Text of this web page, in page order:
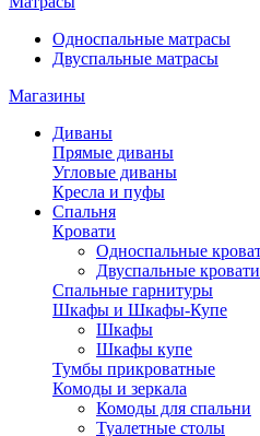
Односпальные матрасы
Двуспальные матрасы
Магазины
Диваны
Прямые диваны
Угловые диваны
Кресла и пуфы
Спальня
Кровати
Односпальные
Двуспальные кровати
Спальные гарнитуры
Шкафы и Шкафы-Купе
Шкафы
Шкафы купе
Тумбы прикроватные
Комоды и зеркала
Комоды для спальни
Туалетные столы